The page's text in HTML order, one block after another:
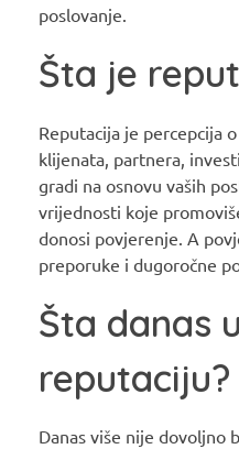
poslovanje.
Šta je
Reputacija je percepcija
klijenata, partnera,
gradi na osnovu vaših
vrijednosti koje
donosi povjerenje. A
preporuke i dugoročne
Šta danas
reputaciju?
Danas više nije dovoljno